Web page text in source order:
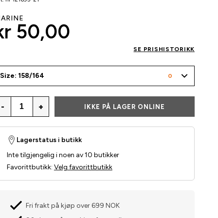
50,00
SE PRISHISTORIKK
Size: 158/164 0
- + IKKE PÅ LAGER ONLINE
Lagerstatus i butikk
Inte tilgjengelig i noen av 10 butikker
Favorittbutikk: Velg favorittbutikk
Fri frakt på kjøp over 699 NOK